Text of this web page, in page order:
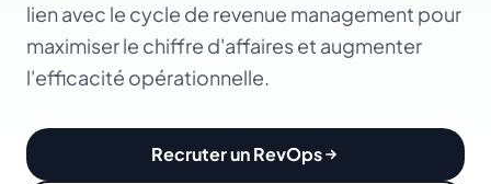
lien avec le cycle de revenue management pour
maximiser le chiffre d'affaires et augmenter
l'efficacité opérationnelle.
Recruter un RevOps